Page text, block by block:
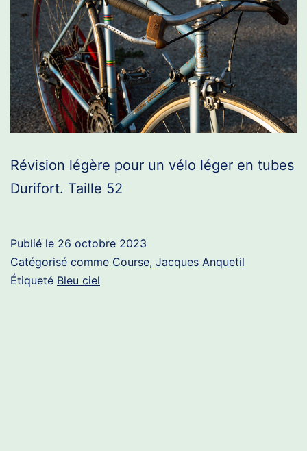
Révision légère pour un vélo léger en tubes
Durifort. Taille 52
Publié le 26 octobre 2023
Catégorisé comme Course, Jacques Anquetil
Étiqueté Bleu ciel